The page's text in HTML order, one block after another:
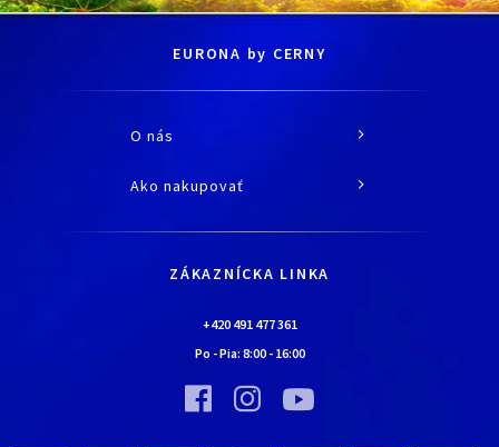
EURONA by CERNY
O nás
O spoločnosti
Kontaktné údaje
Bolo nebolo…
Vínna pivnica EURONA by Cerny
Bolo nebolo…
Ako nakupovať
Všetko o nákupe
Najčastejšie kladené otázky
Upraviť nastavenia ochrany
ZÁKAZNÍCKA LINKA
+420 491 477 361
Po - Pia: 8:00- 16:00